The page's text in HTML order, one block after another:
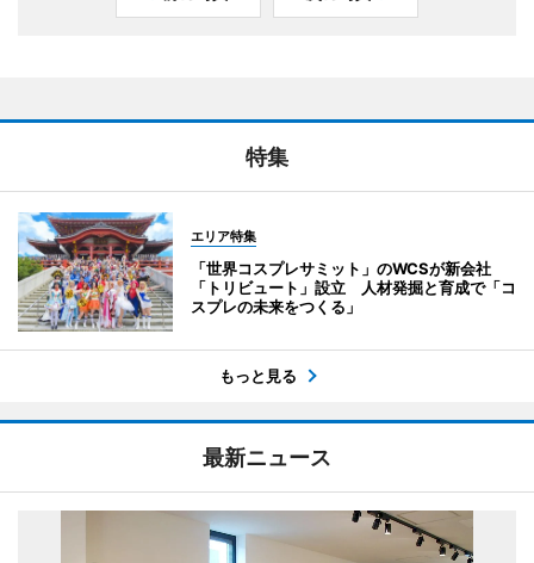
特集
エリア特集
「世界コスプレサミット」のWCSが新会社
「トリビュート」設立 人材発掘と育成で「コ
スプレの未来をつくる」
もっと見る
最新ニュース